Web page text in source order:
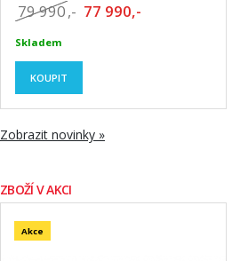
79 990,- 77 990,-
Skladem
KOUPIT
Zobrazit novinky »
ZBOŽÍ V AKCI
Akce